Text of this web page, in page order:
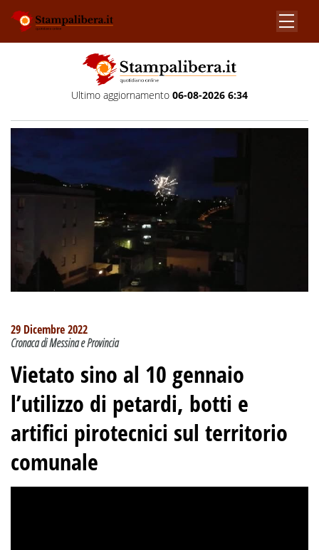
Ultimo aggiornamento 06-08-2026 6:34
29 Dicembre 2022
Cronaca di Messina e Provincia
Vietato sino al 10 gennaio
l’utilizzo di petardi, botti e
artifici pirotecnici sul territorio
comunale